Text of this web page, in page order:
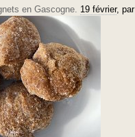
en Gascogne. 19 février, par